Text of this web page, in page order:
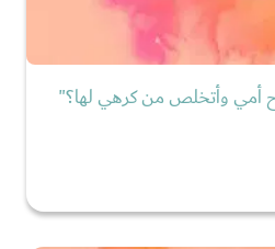
أمي وأتخلص من كرهي لها؟"